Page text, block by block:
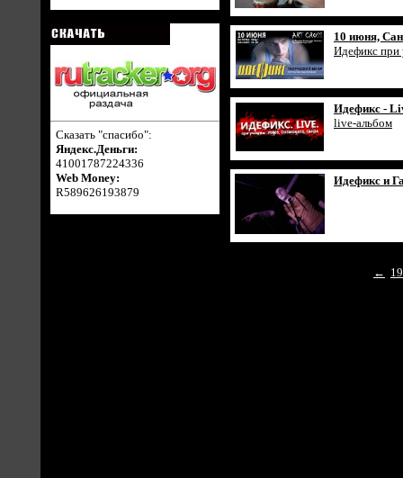
Сказать "спасибо":
Яндекс.Деньги:
41001787224336
Web Money:
R589626193879
10 июня,
Идефикс при
Идефикс -
live-альбом
Идефикс и
← 19